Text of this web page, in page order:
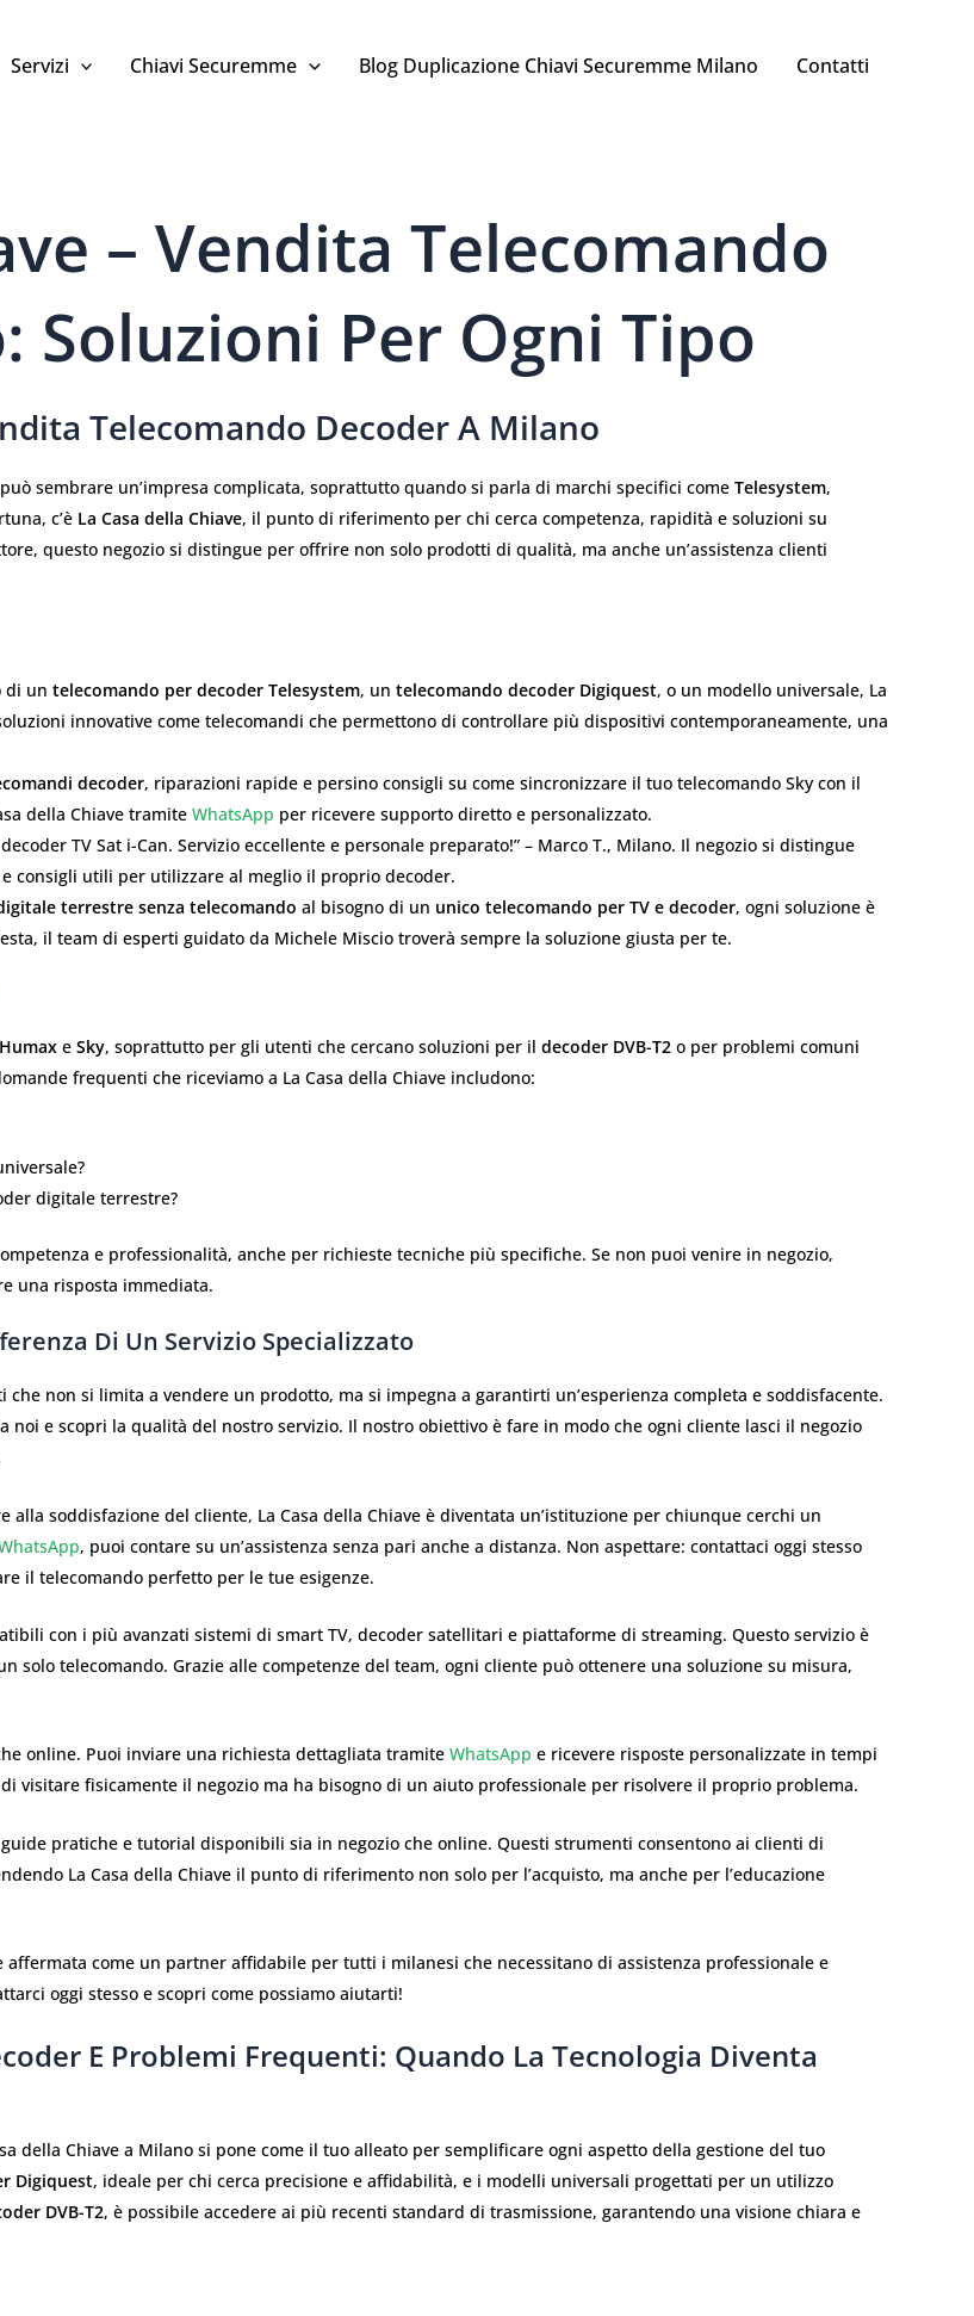
Servizi Chiavi Securemme Blog Duplicazione Chiavi Securemme Milano Contatti
– Vendita Telecomando
Soluzioni Per Ogni Tipo
Telecomando Decoder A Milano
sembrare un’impresa complicata, soprattutto quando si parla di marchi specifici come Telesystem,
c’è La Casa della Chiave, il punto di riferimento per chi cerca competenza, rapidità e soluzioni su
questo negozio si distingue per offrire non solo prodotti di qualità, ma anche un’assistenza clienti
di un telecomando per decoder Telesystem, un telecomando decoder Digiquest, o un modello universale, La
innovative come telecomandi che permettono di controllare più dispositivi contemporaneamente, una
decoder, riparazioni rapide e persino consigli su come sincronizzare il tuo telecomando Sky con il
della Chiave tramite WhatsApp per ricevere supporto diretto e personalizzato.
TV Sat i-Can. Servizio eccellente e personale preparato!” – Marco T., Milano. Il negozio si distingue
consigli utili per utilizzare al meglio il proprio decoder.
terrestre senza telecomando al bisogno di un unico telecomando per TV e decoder, ogni soluzione è
il team di esperti guidato da Michele Miscio troverà sempre la soluzione giusta per te.
Humax e Sky, soprattutto per gli utenti che cercano soluzioni per il decoder DVB-T2 o per problemi comuni
frequenti che riceviamo a La Casa della Chiave includono:
digitale terrestre?
e professionalità, anche per richieste tecniche più specifiche. Se non puoi venire in negozio,
una risposta immediata.
Di Un Servizio Specializzato
non si limita a vendere un prodotto, ma si impegna a garantirti un’esperienza completa e soddisfacente.
noi e scopri la qualità del nostro servizio. Il nostro obiettivo è fare in modo che ogni cliente lasci il negozio
soddisfazione del cliente, La Casa della Chiave è diventata un’istituzione per chiunque cerchi un
, puoi contare su un’assistenza senza pari anche a distanza. Non aspettare: contattaci oggi stesso
il telecomando perfetto per le tue esigenze.
con i più avanzati sistemi di smart TV, decoder satellitari e piattaforme di streaming. Questo servizio è
telecomando. Grazie alle competenze del team, ogni cliente può ottenere una soluzione su misura,
online. Puoi inviare una richiesta dettagliata tramite WhatsApp e ricevere risposte personalizzate in tempi
visitare fisicamente il negozio ma ha bisogno di un aiuto professionale per risolvere il proprio problema.
pratiche e tutorial disponibili sia in negozio che online. Questi strumenti consentono ai clienti di
La Casa della Chiave il punto di riferimento non solo per l’acquisto, ma anche per l’educazione
affermata come un partner affidabile per tutti i milanesi che necessitano di assistenza professionale e
oggi stesso e scopri come possiamo aiutarti!
E Problemi Frequenti: Quando La Tecnologia Diventa
della Chiave a Milano si pone come il tuo alleato per semplificare ogni aspetto della gestione del tuo
Digiquest, ideale per chi cerca precisione e affidabilità, e i modelli universali progettati per un utilizzo
DVB-T2, è possibile accedere ai più recenti standard di trasmissione, garantendo una visione chiara e